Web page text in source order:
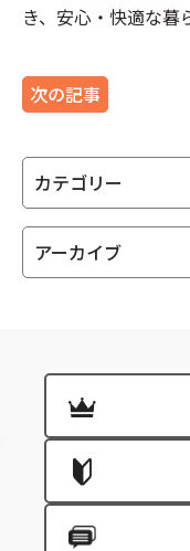
き、 安心 ・快適な暮
次の記事
カテゴリー
アーカイブ